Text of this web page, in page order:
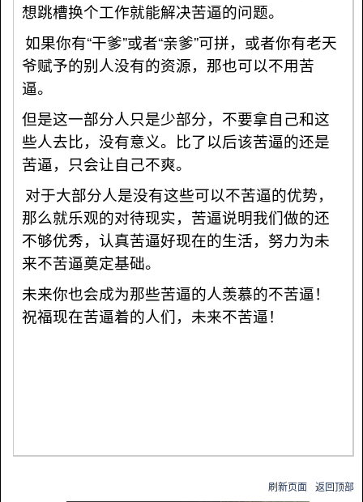
想跳槽换个工作就能解决苦逼的问题。
如果你有“干爹”或者“亲爹”可拼，或者你有老天
爷赋予的别人没有的资源，那也可以不用苦
逼。
但是这一部分人只是少部分，不要拿自己和这
些人去比，没有意义。比了以后该苦逼的还是
苦逼，只会让自己不爽。
对于大部分人是没有这些可以不苦逼的优势，
那么就乐观的对待现实，苦逼说明我们做的还
不够优秀，认真苦逼好现在的生活，努力为未
来不苦逼奠定基础。
未来你也会成为那些苦逼的人羡慕的不苦逼！
祝福现在苦逼着的人们，未来不苦逼！
刷新页面 返回顶部